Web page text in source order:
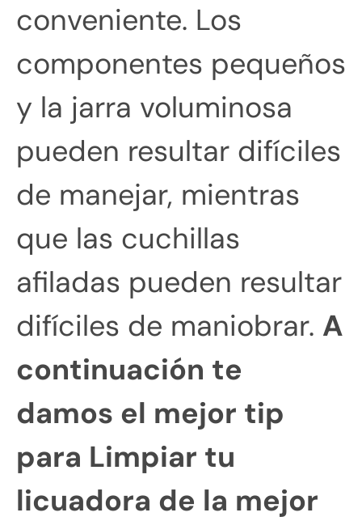
conveniente. Los
componentes pequeños
y la jarra voluminosa
pueden resultar difíciles
de manejar, mientras
que las cuchillas
afiladas pueden resultar
difíciles de maniobrar. A
continuación te
damos el mejor tip
para Limpiar tu
licuadora de la mejor